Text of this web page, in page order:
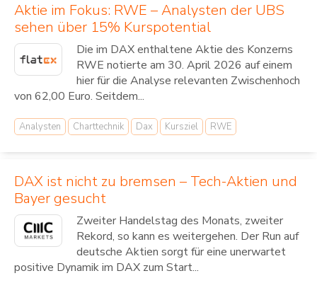
Aktie im Fokus: RWE – Analysten der UBS
sehen über 15% Kurspotential
Die im DAX enthaltene Aktie des Konzerns
RWE notierte am 30. April 2026 auf einem
hier für die Analyse relevanten Zwischenhoch
von 62,00 Euro. Seitdem...
Analysten Charttechnik Dax Kursziel RWE
DAX ist nicht zu bremsen – Tech-Aktien und
Bayer gesucht
Zweiter Handelstag des Monats, zweiter
Rekord, so kann es weitergehen. Der Run auf
deutsche Aktien sorgt für eine unerwartet
positive Dynamik im DAX zum Start...